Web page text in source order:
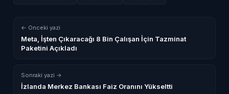
← Onceki yazi
Meta, İşten Çıkaracağı 8 Bin Çalışan İçin Tazminat
Paketini Açıkladı
Sonraki yazi →
İzlanda Merkez Bankası Faiz Oranını Yükseltti